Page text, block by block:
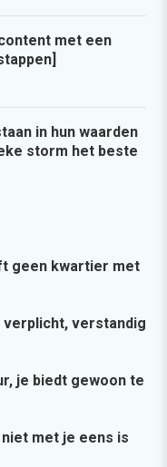
met een
in hun waarden
storm het beste
geen kwartier met
verplicht, verstandig
je biedt gewoon te
met je eens is